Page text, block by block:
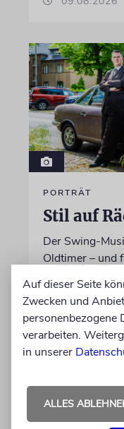
PORTRÄT
Stil auf
Der Swing-
Oldtimer – und
von Imanuel
06.08.2026
Auf dieser Seite
Zwecken und
personenbezogene
verarbeiten.
in unserer
ALLES